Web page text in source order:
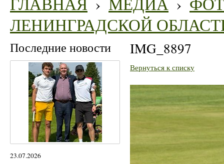
ЛЕНИНГРАДСКОЙ
Последние новости
23.07.2026
IMG_8897
Вернуться к списку